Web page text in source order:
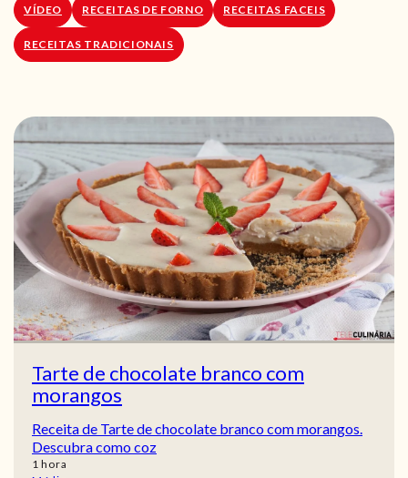
VÍDEO RECEITAS DE FORNO RECEITAS FACEIS
RECEITAS TRADICIONAIS
Tarte de chocolate branco com
morangos
Receita de Tarte de chocolate branco com morangos.
Descubra como coz
1 hora
hora